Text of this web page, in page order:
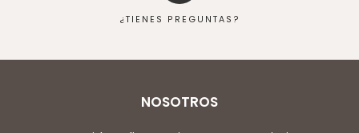
¿TIENES PREGUNTAS?
NOSOTROS